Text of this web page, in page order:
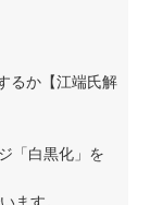
るか【江端氏解
「白黒化」を